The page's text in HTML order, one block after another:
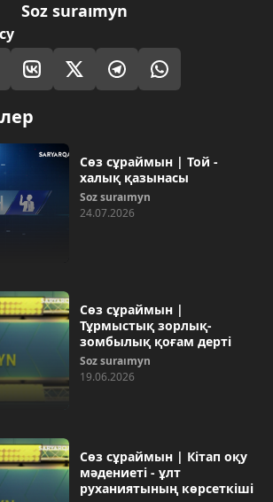
Soz suraımyn
Сөз сұраймын | Той -
халық қазынасы
Soz suraımyn
24.07.2026
Сөз сұраймын |
Тұрмыстық зорлық-
зомбылық қоғам дерті
Soz suraımyn
19.06.2026
Сөз сұраймын | Кітап оқу
мәдениеті - ұлт
руханиятының көрсеткіші